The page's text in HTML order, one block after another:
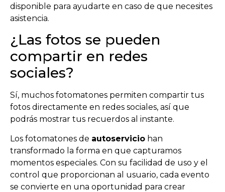
disponible para ayudarte en caso de que necesites
asistencia.
¿Las fotos se pueden
compartir en redes
sociales?
Sí, muchos fotomatones permiten compartir tus
fotos directamente en redes sociales, así que
podrás mostrar tus recuerdos al instante.
Los fotomatones de autoservicio han
transformado la forma en que capturamos
momentos especiales. Con su facilidad de uso y el
control que proporcionan al usuario, cada evento
se convierte en una oportunidad para crear